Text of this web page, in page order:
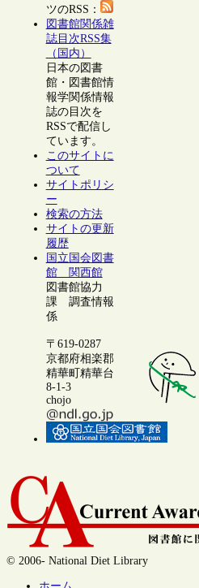
ツのRSS：
図書館関係雑
誌目次RSS集
（国内）
日本の図書
館・図書館情
報学関係情報
誌の目次を
RSSで配信し
ています。
このサイトに
ついて
サイトポリシ
ー
検索の方法
サイトの更新
履歴
国立国会図書
館 関西館
図書館協力
課 調査情報
係
〒619-0287
京都府相楽郡
精華町精華台
8-1-3
chojo
© 2006- National Diet Library